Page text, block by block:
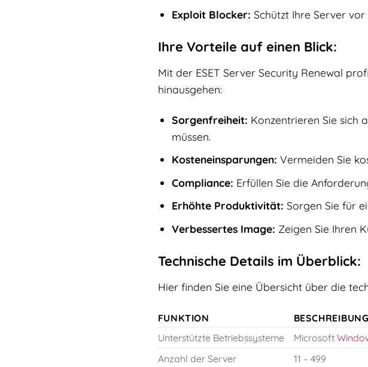
Exploit Blocker: Schützt Ihre Server
Ihre Vorteile auf einen Blick:
Mit der ESET Server Security Renewal
hinausgehen:
Sorgenfreiheit: Konzentrieren Sie sich
müssen.
Kosteneinsparungen: Vermeiden Sie
Compliance: Erfüllen Sie die
Erhöhte Produktivität: Sorgen Sie für
Verbessertes Image: Zeigen Sie Ihren
Technische Details im Überblick:
Hier finden Sie eine Übersicht über die
FUNKTION
BESCHREIBUNG
Unterstützte Betriebssysteme
Microsoft
Anzahl der Server
11 – 499